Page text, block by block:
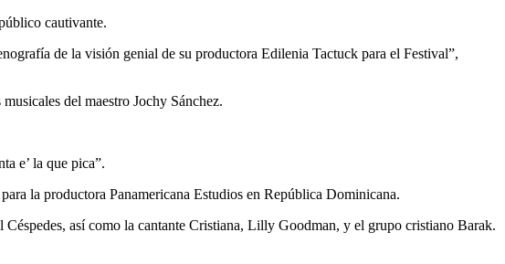
cautivante.
de la visión genial de su productora Edilenia Tactuck para el Festival”,
del maestro Jochy Sánchez.
e’ la que pica”.
la productora Panamericana Estudios en República Dominicana.
así como la cantante Cristiana, Lilly Goodman, y el grupo cristiano Barak.